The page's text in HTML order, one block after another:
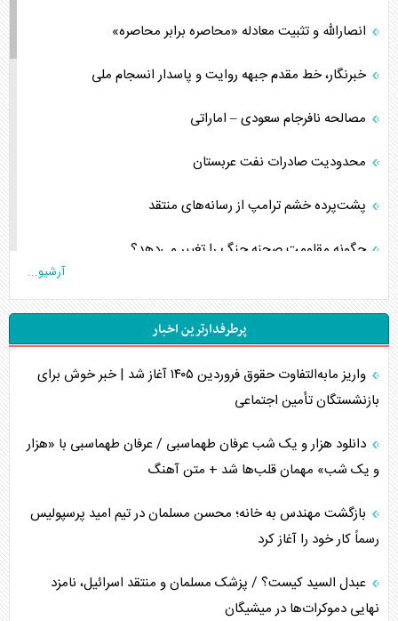
انصارالله و تثبیت معادله «محاصره برابر محاصره»
خبرنگار، خط مقدم جبهه روایت و پاسدار انسجام ملی
مصالحه نافرجام سعودی – اماراتی
محدودیت صادرات نفت عربستان
پشت‌پرده خشم ترامپ از رسانه‌های منتقد
چگونه مقاومت صحنه جنگ را تغییر می‌دهد؟
جنگ رمضان و معضل حضور نظامیان آمریکایی
تحلیل جامع پدیده تراستی‌ها
تأثیر جنگ ایران و آمریکا بر اقتصاد جهانی
اربعین، کابوس مشترک تل‌آویو-واشنگتن
برنامه هفتم توسعه در نقطه کور سیاستگذاری
کنوانسیون دریای خزر در راستای منافع ملی است؟
اوکراین بازوی مخرب آمریکا در غرب آسیا
آرشیو...
پرطرفدارترین اخبار
واریز مابه‌التفاوت حقوق فروردین ۱۴۰۵ آغاز شد | خبر خوش برای
بازنشستگان تأمین اجتماعی
دانلود هزار و یک شب عرفان طهماسبی / عرفان طهماسبی با «هزار
و یک شب» مهمان قلب‌ها شد + متن آهنگ
بازگشت مهندس به خانه؛ محسن مسلمان در تیم امید پرسپولیس
رسماً کار خود را آغاز کرد
عبدل السید کیست؟ / پزشک مسلمان و منتقد اسرائیل، نامزد
نهایی دموکرات‌ها در میشیگان